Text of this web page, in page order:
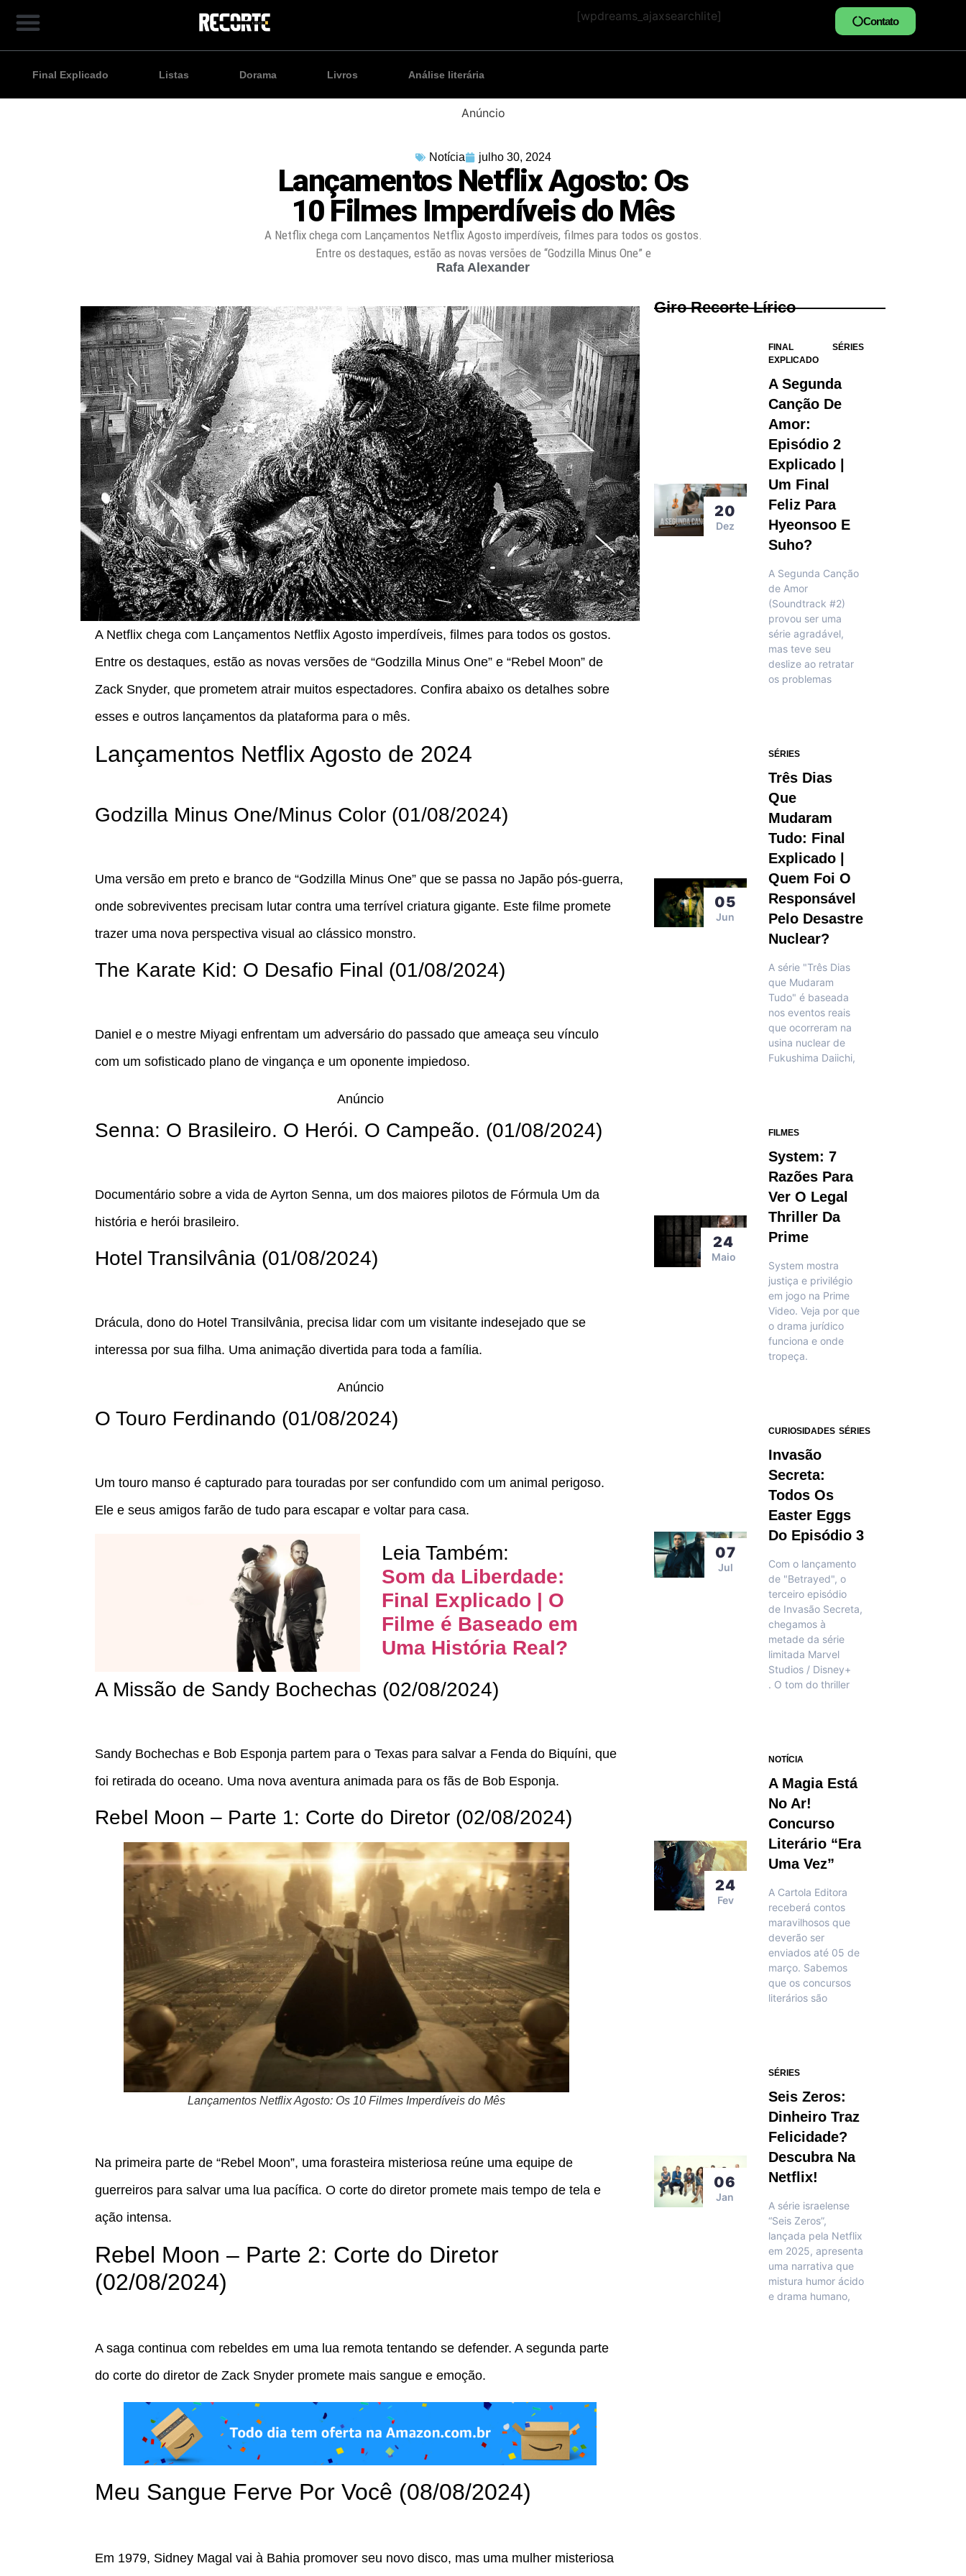
[wpdreams_ajaxsearchlite] Contato
Final Explicado Listas Dorama Livros Análise literária
Anúncio
Notícia julho 30, 2024
Lançamentos Netflix Agosto: Os
10 Filmes Imperdíveis do Mês
A Netflix chega com Lançamentos Netflix Agosto imperdíveis, filmes para todos os gostos.
Entre os destaques, estão as novas versões de “Godzilla Minus One” e
Rafa Alexander
A Netflix chega com Lançamentos Netflix Agosto imperdíveis, filmes para todos os gostos.
Entre os destaques, estão as novas versões de “Godzilla Minus One” e “Rebel Moon” de
Zack Snyder, que prometem atrair muitos espectadores. Confira abaixo os detalhes sobre
esses e outros lançamentos da plataforma para o mês.
Lançamentos Netflix Agosto de 2024
Godzilla Minus One/Minus Color (01/08/2024)
Uma versão em preto e branco de “Godzilla Minus One” que se passa no Japão pós-guerra,
onde sobreviventes precisam lutar contra uma terrível criatura gigante. Este filme promete
trazer uma nova perspectiva visual ao clássico monstro.
The Karate Kid: O Desafio Final (01/08/2024)
Daniel e o mestre Miyagi enfrentam um adversário do passado que ameaça seu vínculo
com um sofisticado plano de vingança e um oponente impiedoso.
Anúncio
Senna: O Brasileiro. O Herói. O Campeão. (01/08/2024)
Documentário sobre a vida de Ayrton Senna, um dos maiores pilotos de Fórmula Um da
história e herói brasileiro.
Hotel Transilvânia (01/08/2024)
Drácula, dono do Hotel Transilvânia, precisa lidar com um visitante indesejado que se
interessa por sua filha. Uma animação divertida para toda a família.
Anúncio
O Touro Ferdinando (01/08/2024)
Um touro manso é capturado para touradas por ser confundido com um animal perigoso.
Ele e seus amigos farão de tudo para escapar e voltar para casa.
Leia Também:
Som da Liberdade:
Final Explicado | O
Filme é Baseado em
Uma História Real?
A Missão de Sandy Bochechas (02/08/2024)
Sandy Bochechas e Bob Esponja partem para o Texas para salvar a Fenda do Biquíni, que
foi retirada do oceano. Uma nova aventura animada para os fãs de Bob Esponja.
Rebel Moon – Parte 1: Corte do Diretor (02/08/2024)
Lançamentos Netflix Agosto: Os 10 Filmes Imperdíveis do Mês
Na primeira parte de “Rebel Moon”, uma forasteira misteriosa reúne uma equipe de
guerreiros para salvar uma lua pacífica. O corte do diretor promete mais tempo de tela e
ação intensa.
Rebel Moon – Parte 2: Corte do Diretor
(02/08/2024)
A saga continua com rebeldes em uma lua remota tentando se defender. A segunda parte
do corte do diretor de Zack Snyder promete mais sangue e emoção.
Meu Sangue Ferve Por Você (08/08/2024)
Em 1979, Sidney Magal vai à Bahia promover seu novo disco, mas uma mulher misteriosa
Giro Recorte Lírico
20
Dez
FINAL
EXPLICADO
SÉRIES
A Segunda
Canção De
Amor:
Episódio 2
Explicado |
Um Final
Feliz Para
Hyeonsoo E
Suho?
A Segunda Canção
de Amor
(Soundtrack #2)
provou ser uma
série agradável,
mas teve seu
deslize ao retratar
os problemas
05
Jun
SÉRIES
Três Dias
Que
Mudaram
Tudo: Final
Explicado |
Quem Foi O
Responsável
Pelo Desastre
Nuclear?
A série "Três Dias
que Mudaram
Tudo" é baseada
nos eventos reais
que ocorreram na
usina nuclear de
Fukushima Daiichi,
24
Maio
FILMES
System: 7
Razões Para
Ver O Legal
Thriller Da
Prime
System mostra
justiça e privilégio
em jogo na Prime
Video. Veja por que
o drama jurídico
funciona e onde
tropeça.
07
Jul
CURIOSIDADES SÉRIES
Invasão
Secreta:
Todos Os
Easter Eggs
Do Episódio 3
Com o lançamento
de "Betrayed", o
terceiro episódio
de Invasão Secreta,
chegamos à
metade da série
limitada Marvel
Studios / Disney+
. O tom do thriller
24
Fev
NOTÍCIA
A Magia Está
No Ar!
Concurso
Literário “Era
Uma Vez”
A Cartola Editora
receberá contos
maravilhosos que
deverão ser
enviados até 05 de
março. Sabemos
que os concursos
literários são
06
Jan
SÉRIES
Seis Zeros:
Dinheiro Traz
Felicidade?
Descubra Na
Netflix!
A série israelense
“Seis Zeros”,
lançada pela Netflix
em 2025, apresenta
uma narrativa que
mistura humor ácido
e drama humano,